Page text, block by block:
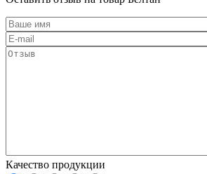
Качество продукции